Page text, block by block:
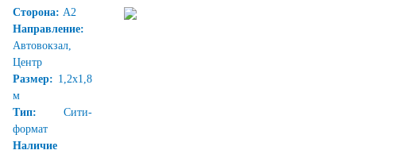
Сторона: А2
Направление:
Автовокзал,
Центр
Размер: 1,2х1,8
м
Тип: Сити-
формат
Наличие